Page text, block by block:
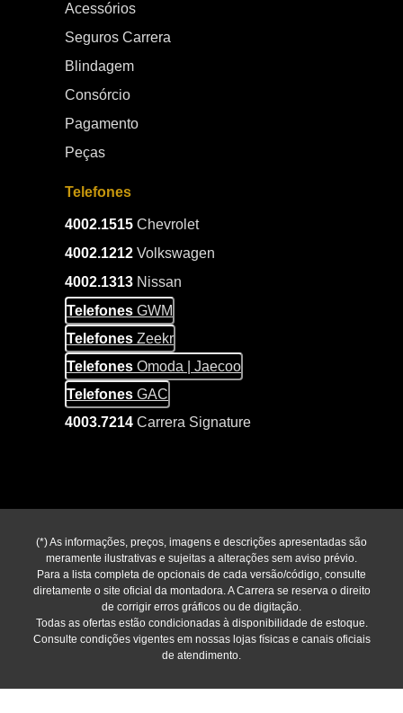
Acessórios
Seguros Carrera
Blindagem
Consórcio
Pagamento
Peças
Telefones
4002.1515 Chevrolet
4002.1212 Volkswagen
4002.1313 Nissan
Telefones GWM
Telefones Zeekr
Telefones Omoda | Jaecoo
Telefones GAC
4003.7214 Carrera Signature
(*) As informações, preços, imagens e descrições apresentadas são
meramente ilustrativas e sujeitas a alterações sem aviso prévio.
Para a lista completa de opcionais de cada versão/código, consulte
diretamente o site oficial da montadora. A Carrera se reserva o direito
de corrigir erros gráficos ou de digitação.
Todas as ofertas estão condicionadas à disponibilidade de estoque.
Consulte condições vigentes em nossas lojas físicas e canais oficiais
de atendimento.